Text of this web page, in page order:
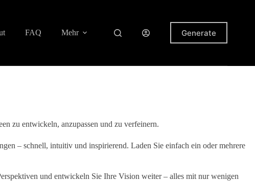
FAQ Mehr Generate
zu entwickeln, anzupassen und zu verfeinern.
– schnell, intuitiv und inspirierend. Laden Sie einfach ein oder mehrere
und entwickeln Sie Ihre Vision weiter – alles mit nur wenigen